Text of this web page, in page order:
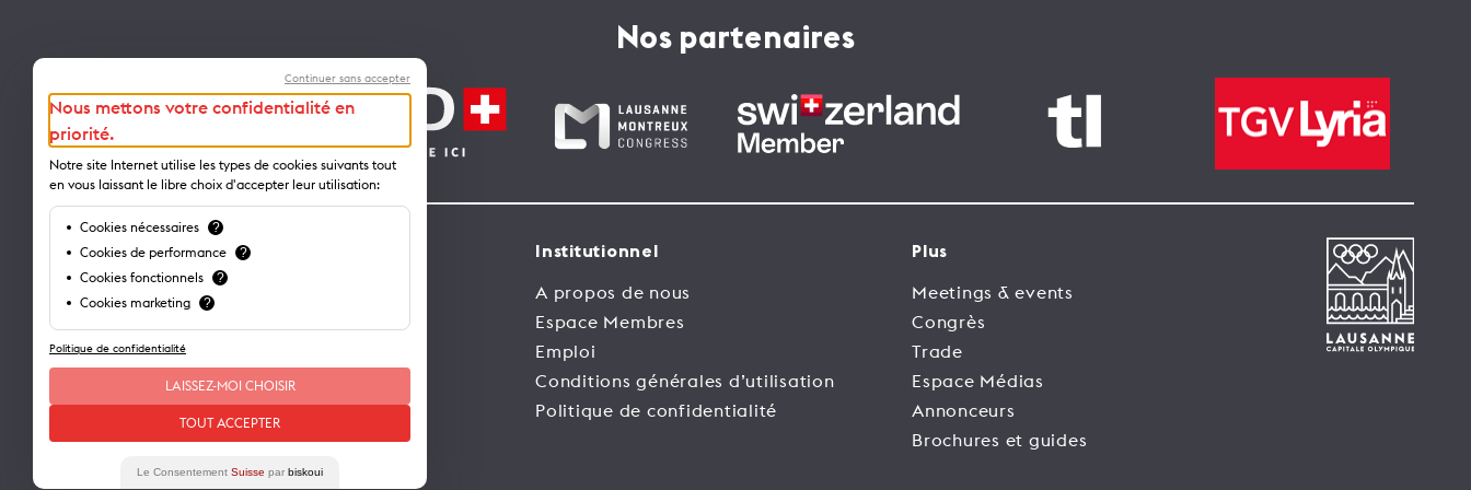
Nos partenaires
Contact
Lausanne Tourisme – administration
1001 Lausanne – Suisse
info@lausanne-tourisme.ch
+41 21 613 73 73
Où nous trouver ?
Institutionnel
A propos de nous
Espace Membres
Emploi
Conditions générales d’utilisation
Politique de confidentialité
Plus
Meetings & events
Congrès
Trade
Espace Médias
Annonceurs
Brochures et guides
Continuer sans accepter
Nous mettons votre confidentialité en
priorité.
Notre site Internet utilise les types de cookies suivants tout
en vous laissant le libre choix d'accepter leur utilisation:
Cookies nécessaires ?
Cookies de performance ?
Cookies fonctionnels ?
Cookies marketing ?
Politique de confidentialité
LAISSEZ-MOI CHOISIR
TOUT ACCEPTER
Le Consentement Suisse par biskoui